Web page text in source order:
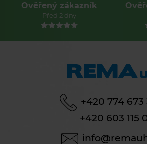
Ověřený zákazník
Před 2 dny
+420 774 673
+420 603 115